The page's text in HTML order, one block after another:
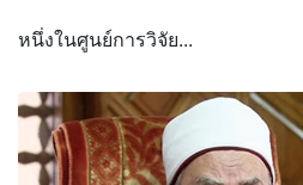
หนึ่งในศูนย์การวิจัย...